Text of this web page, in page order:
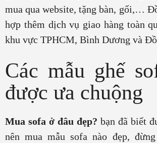
mua qua website, tặng bàn, gối,…
hợp thêm dịch vụ giao hàng toàn
khu vực TPHCM, Bình Dương và
Các mẫu ghế
được ưa chuộng
Mua sofa ở đâu đẹp? bạn đã biết
nên mua mẫu sofa nào đẹp,